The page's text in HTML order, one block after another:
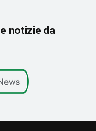
notizie da